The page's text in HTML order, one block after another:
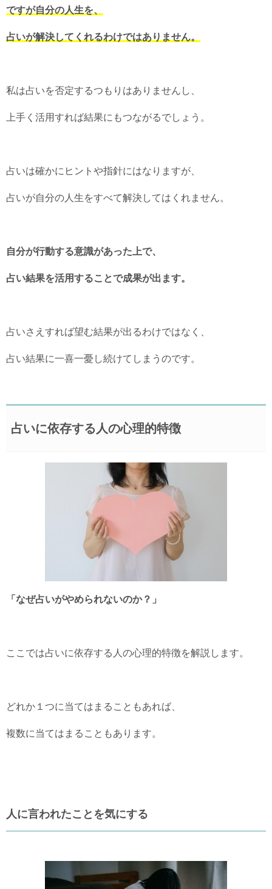
ですが自分の人生を、
占いが解決してくれるわけではありません。
私は占いを否定するつもりはありませんし、
上手く活用すれば結果にもつながるでしょう。
占いは確かにヒントや指針にはなりますが、
占いが自分の人生をすべて解決してはくれません。
自分が行動する意識があった上で、
占い結果を活用することで成果が出ます。
占いさえすれば望む結果が出るわけではなく、
占い結果に一喜一憂し続けてしまうのです。
占いに依存する人の心理的特徴
「なぜ占いがやめられないのか？」
ここでは占いに依存する人の心理的特徴を解説します。
どれか１つに当てはまることもあれば、
複数に当てはまることもあります。
人に言われたことを気にする